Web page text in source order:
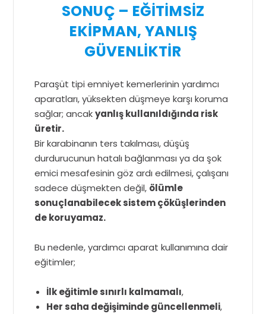
SONUÇ – EĞİTİMSİZ
EKİPMAN, YANLIŞ
GÜVENLİKTİR
Paraşüt tipi emniyet kemerlerinin yardımcı
aparatları, yüksekten düşmeye karşı koruma
sağlar; ancakyanlış kullanıldığında risk
üretir.
Bir karabinanın ters takılması, düşüş
durdurucunun hatalı bağlanması ya da şok
emici mesafesinin göz ardı edilmesi, çalışanı
sadece düşmekten değil, ölümle
sonuçlanabilecek sistem çöküşlerinden
de koruyamaz.
Bu nedenle, yardımcı aparat kullanımına dair
eğitimler;
İlk eğitimle sınırlı kalmamalı,
Her saha değişiminde güncellenmeli,